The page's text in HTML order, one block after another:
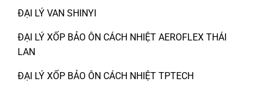
ĐẠI LÝ VAN SHINYI
ĐẠI LÝ XỐP BẢO ÔN CÁCH NHIỆT AEROFLEX THÁI
LAN
ĐẠI LÝ XỐP BẢO ÔN CÁCH NHIỆT TPTECH